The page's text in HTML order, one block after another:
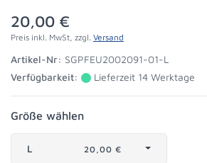
20,00 €
Preis inkl. MwSt, zzgl. Versand
Artikel-Nr: SGPFEU2002091-01-L
Verfügbarkeit:
Lieferzeit 14 Werktage
Größe wählen
L 20,00 €